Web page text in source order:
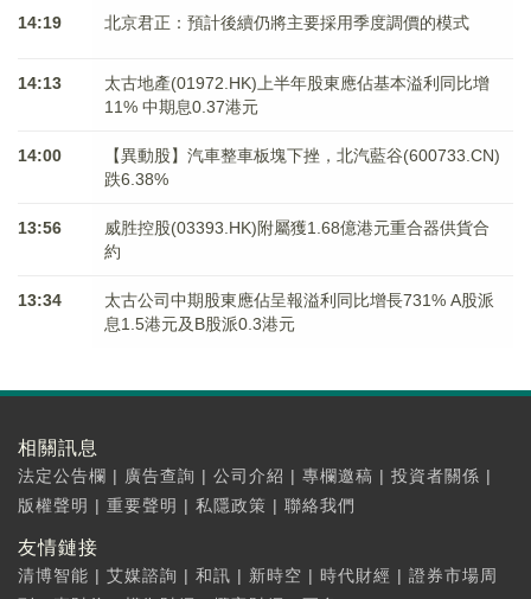
14:19 北京君正：預計後續仍將主要採用季度調價的模式
14:13
太古地產(01972.HK)上半年股東應佔基本溢利同比增
11% 中期息0.37港元
14:00
【異動股】汽車整車板塊下挫，北汽藍谷(600733.CN)
跌6.38%
13:56
威胜控股(03393.HK)附屬獲1.68億港元重合器供貨合
約
13:34
太古公司中期股東應佔呈報溢利同比增長731% A股派
息1.5港元及B股派0.3港元
相關訊息
法定公告欄 | 廣告查詢 | 公司介紹 | 專欄邀稿 | 投資者關係 |
版權聲明 | 重要聲明 | 私隱政策 | 聯絡我們
友情鏈接
清博智能 | 艾媒諮詢 | 和訊 | 新時空 | 時代財經 | 證券市場周